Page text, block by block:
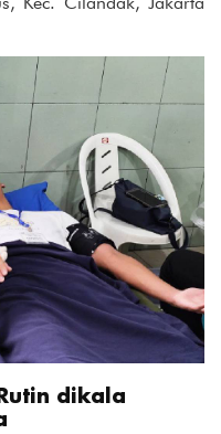
dikala